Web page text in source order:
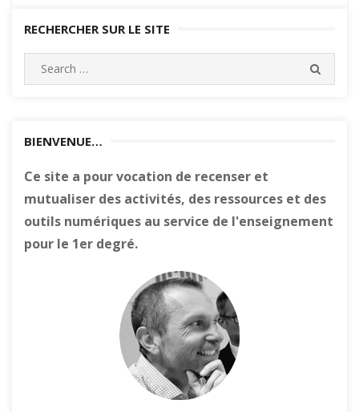
RECHERCHER SUR LE SITE
Search
for:
BIENVENUE…
Ce site a pour vocation de recenser et
mutualiser des activités, des ressources et des
outils numériques au service de l'enseignement
pour le 1er degré.